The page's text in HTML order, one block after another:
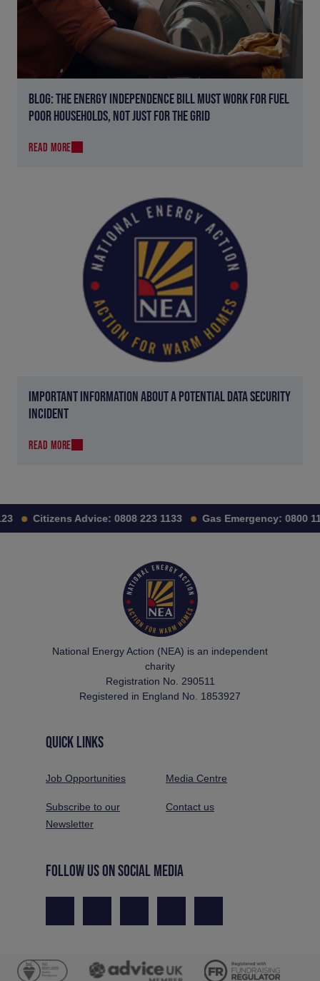
BLOG: THE ENERGY INDEPENDENCE BILL MUST WORK FOR FUEL
POOR HOUSEHOLDS, NOT JUST FOR THE GRID
READ MORE
IMPORTANT INFORMATION ABOUT A POTENTIAL DATA SECURITY
INCIDENT
READ MORE
Citizens Advice: 0808 223 1133 Gas Emergency: 0800
National Energy Action (NEA) is an independent
charity
Registration No. 290511
Registered in England No. 1853927
QUICK LINKS
Job Opportunities Media Centre
Subscribe to our
Newsletter
Contact us
FOLLOW US ON SOCIAL MEDIA